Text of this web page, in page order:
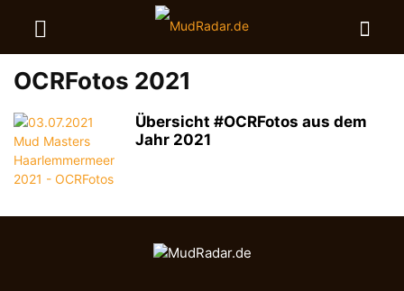
OCRFotos 2021
Übersicht #OCRFotos aus dem
Jahr 2021